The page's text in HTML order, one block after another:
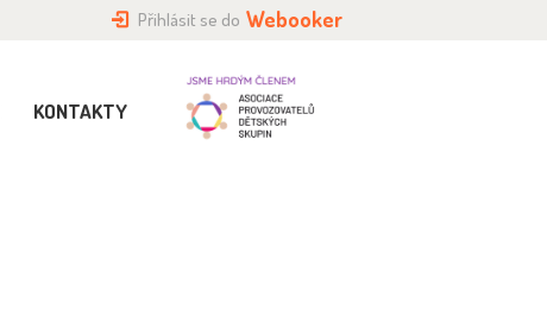
Přihlásit se do Webooker
KONTAKTY